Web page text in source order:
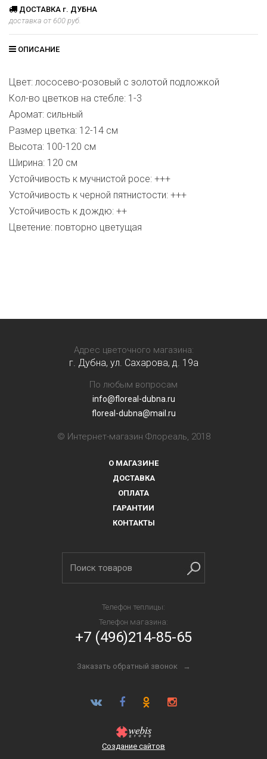
ДОСТАВКА г. ДУБНА
доставка от 600 руб.
ОПИСАНИЕ
Цвет: лососево-розовый с золотой подложкой
Кол-во цветков на стебле: 1-3
Аромат: сильный
Размер цветка: 12-14 см
Высота: 100-120 см
Ширина: 120 см
Устойчивость к мучнистой росе: +++
Устойчивость к черной пятнистости: +++
Устойчивость к дождю: ++
Цветение: повторно цветущая
Адрес цветочного магазина:
г. Дубна, ул. Сахарова, д. 19a
По любым вопросам
info@floreal-dubna.ru
floreal-dubna@mail.ru
© Интернет-магазин Флореаль, 2018
О МАГАЗИНЕ
ДОСТАВКА
ОПЛАТА
ГАРАНТИИ
КОНТАКТЫ
Телефон теплицы:
Телефон магазина:
+7 (496)214-85-65
Заказать обратный звонок →
Создание сайтов